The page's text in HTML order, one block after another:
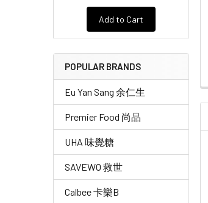
Add to Cart
POPULAR BRANDS
Eu Yan Sang 余仁生
Premier Food 尚品
UHA 味覺糖
SAVEWO 救世
Calbee 卡樂B